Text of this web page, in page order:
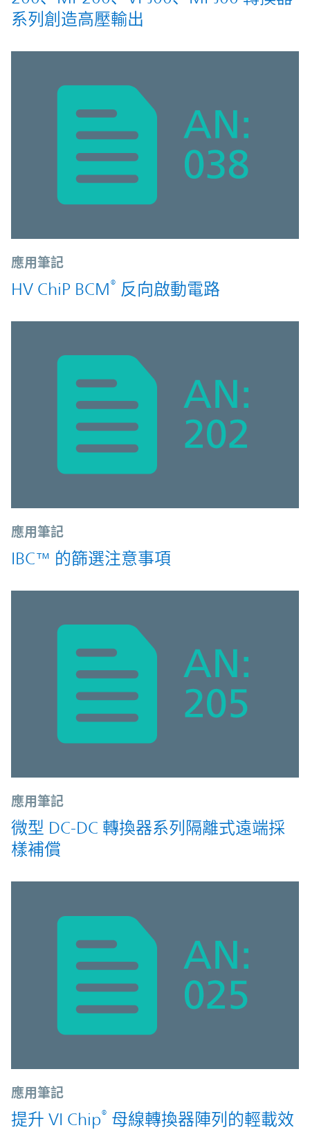
系列創造高壓輸出
應用筆記
HV ChiP BCM® 反向啟動電路
應用筆記
IBC™ 的篩選注意事項
應用筆記
微型 DC-DC 轉換器系列隔離式遠端採
樣補償
應用筆記
提升 VI Chip® 母線轉換器陣列的輕載效